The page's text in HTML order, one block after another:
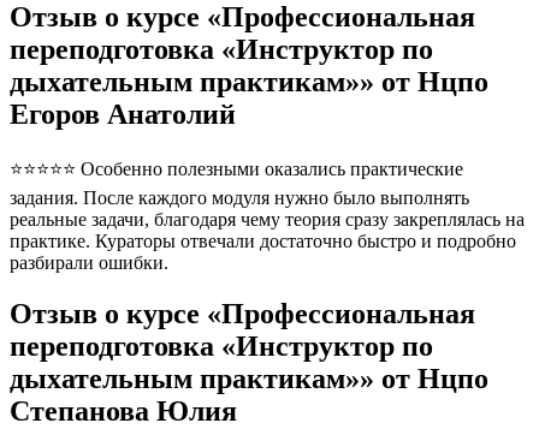
Отзыв о курсе «Профессиональная
переподготовка «Инструктор по
дыхательным практикам»» от Нцпо
Егоров Анатолий
⭐⭐⭐⭐⭐ Особенно полезными оказались практические
задания. После каждого модуля нужно было выполнять
реальные задачи, благодаря чему теория сразу закреплялась на
практике. Кураторы отвечали достаточно быстро и подробно
разбирали ошибки.
Отзыв о курсе «Профессиональная
переподготовка «Инструктор по
дыхательным практикам»» от Нцпо
Степанова Юлия